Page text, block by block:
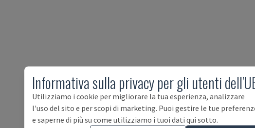
Informativa sulla privacy per gli utenti
Utilizziamo i cookie per migliorare la tua esperienza, analizzare
l'uso del sito e per scopi di marketing. Puoi gestire le tue
e saperne di più su come utilizziamo i tuoi dati qui sotto.